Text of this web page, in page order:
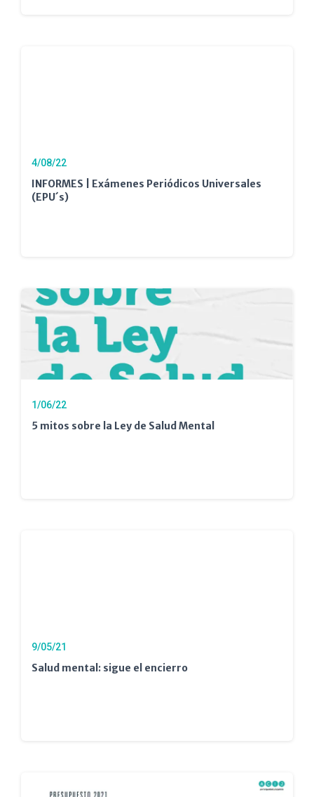
4/08/22
INFORMES | Exámenes Periódicos Universales
(EPU´s)
1/06/22
5 mitos sobre la Ley de Salud Mental
9/05/21
Salud mental: sigue el encierro